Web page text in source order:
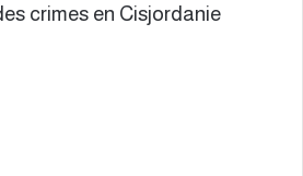
crimes en Cisjordanie